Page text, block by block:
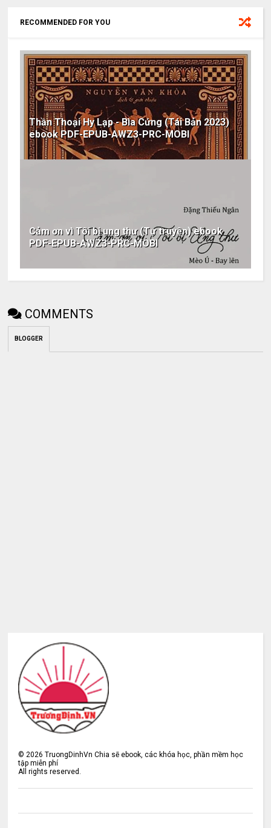
RECOMMENDED FOR YOU
Thần Thoại Hy Lạp - Bìa Cứng (Tái Bản 2023)
ebook PDF-EPUB-AWZ3-PRC-MOBI
Cảm ơn vì Tôi bị ung thư (Tự truyện) ebook
PDF-EPUB-AWZ3-PRC-MOBI
COMMENTS
BLOGGER
©2026 TruongDinhVn Chia sẽ ebook, các khóa học, phần mềm học
tập miễn phí
All rights reserved.